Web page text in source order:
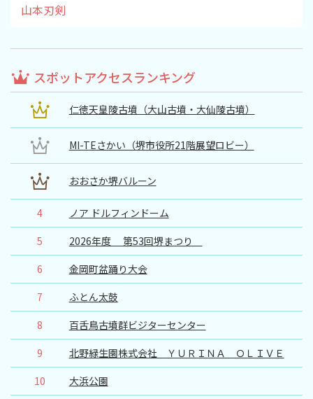
山本刃剣
スポットアクセスランキング
仁徳天皇陵古墳（大山古墳・大仙陵古墳）
MI-TEさかい（堺市役所21階展望ロビー）
おおさか堺バルーン
4
ノア ドルフィンドーム
5
2026年度 第53回堺まつり
6
金岡町盆踊り大会
7
ふとん太鼓
8
百舌鳥古墳群ビジターセンター
9
北野緑生園株式会社 ＹＵＲＩＮＡ ＯＬＩＶＥ
10
大浜公園